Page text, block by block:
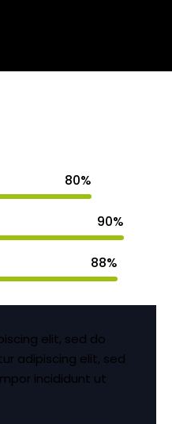
80%
90%
88%
elit, sed do
adipiscing elit, sed
incididunt ut